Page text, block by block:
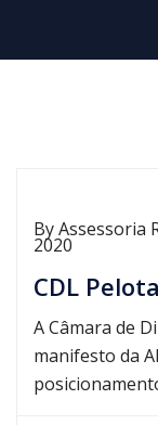
ByAssessoria
2020
CDL
A Câmara de
manifesto da